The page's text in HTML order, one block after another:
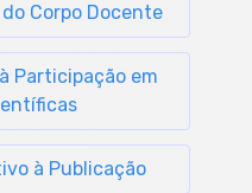
Corpo Docente
Participação em
à Publicação